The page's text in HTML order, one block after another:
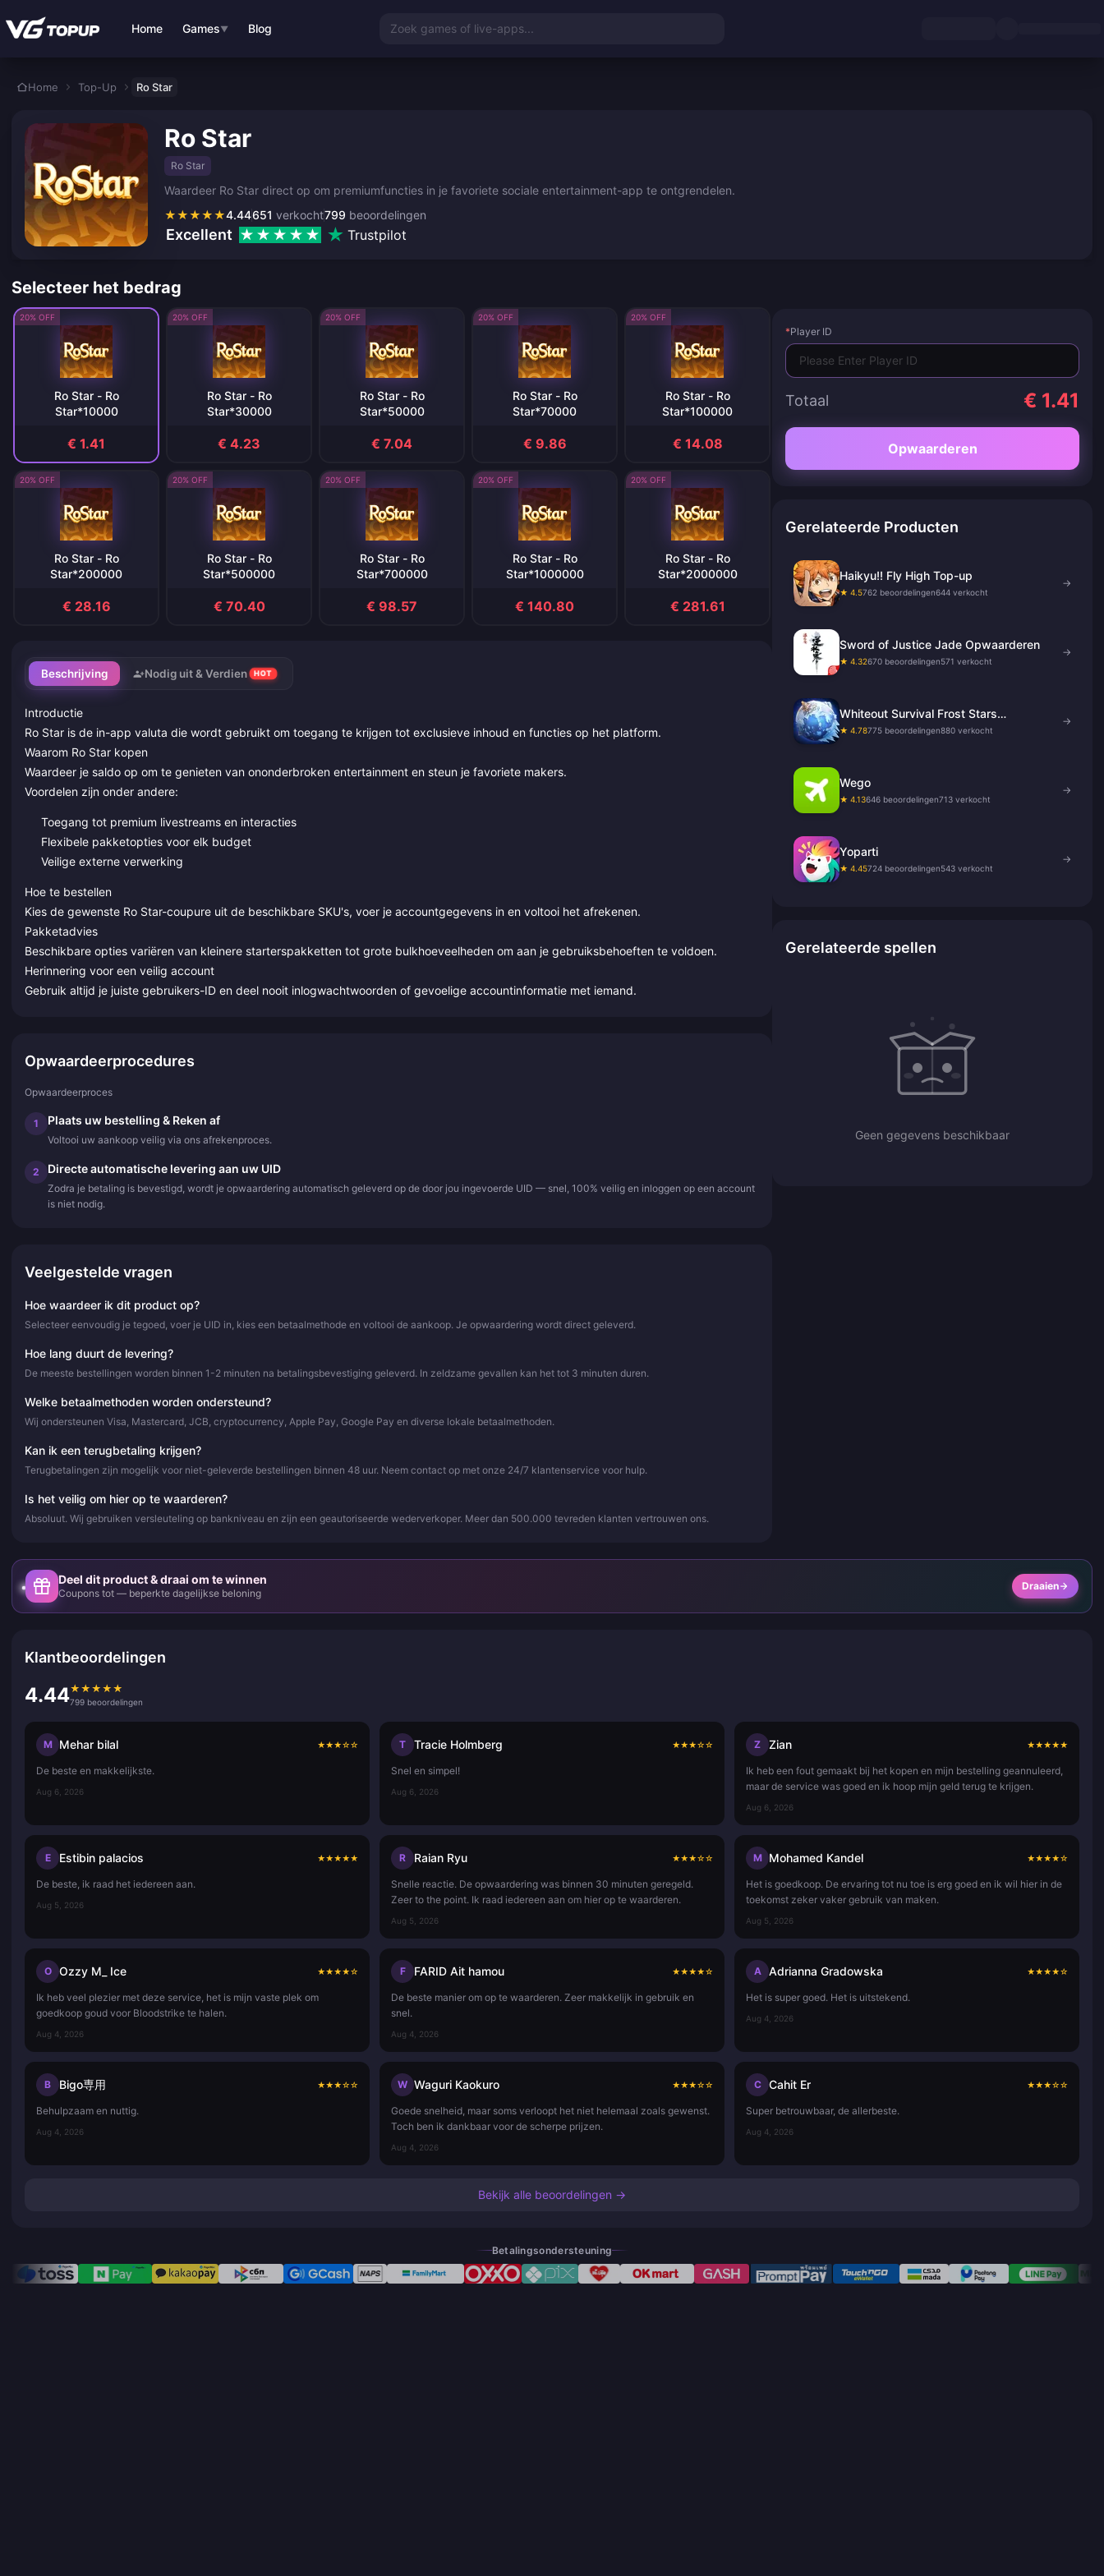
Home Games▼ Blog Zoek games of live-apps...
Home Top-Up Ro Star
Ro Star
Ro Star
Waardeer Ro Star direct op om premiumfuncties in je favoriete sociale entertainment-app te ontgrendelen.
★★★★★4.44 799 beoordelingen
651 verkocht
Excellent Trustpilot
Selecteer het bedrag
20% OFF
Ro Star - Ro
Star*10000
€ 1.41
20% OFF
Ro Star - Ro
Star*30000
€ 4.23
20% OFF
Ro Star - Ro
Star*50000
€ 7.04
20% OFF
Ro Star - Ro
Star*70000
€ 9.86
20% OFF
Ro Star - Ro
Star*100000
€ 14.08
20% OFF
Ro Star - Ro
Star*200000
€ 28.16
20% OFF
Ro Star - Ro
Star*500000
€ 70.40
20% OFF
Ro Star - Ro
Star*700000
€ 98.57
20% OFF
Ro Star - Ro
Star*1000000
€ 140.80
20% OFF
Ro Star - Ro
Star*2000000
€ 281.61
Beschrijving Nodig uit & Verdien HOT
Introductie
Ro Star is de in-app valuta die wordt gebruikt om toegang te krijgen tot exclusieve inhoud en functies op het platform.
Waarom Ro Star kopen
Waardeer je saldo op om te genieten van ononderbroken entertainment en steun je favoriete makers.
Voordelen zijn onder andere:
Toegang tot premium livestreams en interacties
Flexibele pakketopties voor elk budget
Veilige externe verwerking
Hoe te bestellen
Kies de gewenste Ro Star-coupure uit de beschikbare SKU's, voer je accountgegevens in en voltooi het afrekenen.
Pakketadvies
Beschikbare opties variëren van kleinere starterspakketten tot grote bulkhoeveelheden om aan je gebruiksbehoeften te voldoen.
Herinnering voor een veilig account
Gebruik altijd je juiste gebruikers-ID en deel nooit inlogwachtwoorden of gevoelige accountinformatie met iemand.
Opwaardeerprocedures
Opwaardeerproces
1 Plaats uw bestelling & Reken af
Voltooi uw aankoop veilig via ons afrekenproces.
2 Directe automatische levering aan uw UID
Zodra je betaling is bevestigd, wordt je opwaardering automatisch geleverd op de door jou ingevoerde UID — snel, 100% veilig en inloggen op een account
is niet nodig.
Veelgestelde vragen
Hoe waardeer ik dit product op?
Selecteer eenvoudig je tegoed, voer je UID in, kies een betaalmethode en voltooi de aankoop. Je opwaardering wordt direct geleverd.
Hoe lang duurt de levering?
De meeste bestellingen worden binnen 1-2 minuten na betalingsbevestiging geleverd. In zeldzame gevallen kan het tot 3 minuten duren.
Welke betaalmethoden worden ondersteund?
Wij ondersteunen Visa, Mastercard, JCB, cryptocurrency, Apple Pay, Google Pay en diverse lokale betaalmethoden.
Kan ik een terugbetaling krijgen?
Terugbetalingen zijn mogelijk voor niet-geleverde bestellingen binnen 48 uur. Neem contact op met onze 24/7 klantenservice voor hulp.
Is het veilig om hier op te waarderen?
Absoluut. Wij gebruiken versleuteling op bankniveau en zijn een geautoriseerde wederverkoper. Meer dan 500.000 tevreden klanten vertrouwen ons.
*Player ID
Totaal € 1.41
Opwaarderen
Gerelateerde Producten
Haikyu!! Fly High Top-up
★ 4.5762 beoordelingen644 verkocht
→
Sword of Justice Jade Opwaarderen
★ 4.32670 beoordelingen571 verkocht
→
Whiteout Survival Frost Stars
opwaarderen
★ 4.78775 beoordelingen880 verkocht
→
Wego
★ 4.13646 beoordelingen713 verkocht
→
Yoparti
★ 4.45724 beoordelingen543 verkocht
→
Gerelateerde spellen
Geen gegevens beschikbaar
Deel dit product & draai om te winnen
Coupons tot — beperkte dagelijkse beloning
Draaien
Klantbeoordelingen
4.44★ ★ ★ ★ ★
799 beoordelingen
M Mehar bilal ★★★☆☆
De beste en makkelijkste.
Aug 6, 2026
T Tracie Holmberg ★★★☆☆
Snel en simpel!
Aug 6, 2026
Z Zian ★★★★★
Ik heb een fout gemaakt bij het kopen en mijn bestelling geannuleerd,
maar de service was goed en ik hoop mijn geld terug te krijgen.
Aug 6, 2026
E Estibin palacios ★★★★★
De beste, ik raad het iedereen aan.
Aug 5, 2026
R Raian Ryu ★★★☆☆
Snelle reactie. De opwaardering was binnen 30 minuten geregeld.
Zeer to the point. Ik raad iedereen aan om hier op te waarderen.
Aug 5, 2026
M Mohamed Kandel ★★★★☆
Het is goedkoop. De ervaring tot nu toe is erg goed en ik wil hier in de
toekomst zeker vaker gebruik van maken.
Aug 5, 2026
O Ozzy M_ Ice ★★★★☆
Ik heb veel plezier met deze service, het is mijn vaste plek om
goedkoop goud voor Bloodstrike te halen.
Aug 4, 2026
F FARID Ait hamou ★★★★☆
De beste manier om op te waarderen. Zeer makkelijk in gebruik en
snel.
Aug 4, 2026
A Adrianna Gradowska ★★★★☆
Het is super goed. Het is uitstekend.
Aug 4, 2026
B Bigo専用 ★★★☆☆
Behulpzaam en nuttig.
Aug 4, 2026
W Waguri Kaokuro ★★★☆☆
Goede snelheid, maar soms verloopt het niet helemaal zoals gewenst.
Toch ben ik dankbaar voor de scherpe prijzen.
Aug 4, 2026
C Cahit Er ★★★☆☆
Super betrouwbaar, de allerbeste.
Aug 4, 2026
Bekijk alle beoordelingen →
Betalingsondersteuning